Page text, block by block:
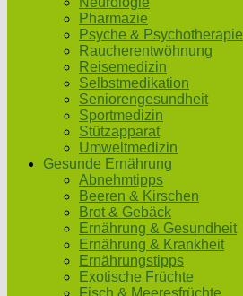
Pharmazie
Psyche & Psychotherapie
Raucherentwöhnung
Reisemedizin
Selbstmedikation
Seniorengesundheit
Sportmedizin
Stützapparat
Umweltmedizin
Gesunde Ernährung
Abnehmtipps
Beeren & Kirschen
Brot & Gebäck
Ernährung & Gesundheit
Ernährung & Krankheit
Ernährungstipps
Exotische Früchte
Fisch & Meeresfrüchte